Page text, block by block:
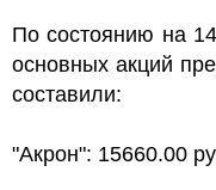
По состоянию на
основных акций
составили:
"Акрон": 15660.00